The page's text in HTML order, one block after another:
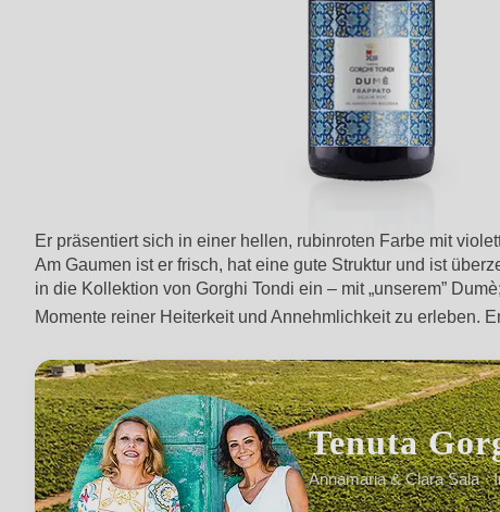
Er präsentiert sich in einer hellen, rubinroten Farbe mit
Am Gaumen ist er frisch, hat eine gute Struktur und ist
in die Kollektion von Gorghi Tondi ein – mit „unserem”
Momente reiner Heiterkeit und Annehmlichkeit zu erleben.
Tenuta
Annamaria & Clara Sala ·